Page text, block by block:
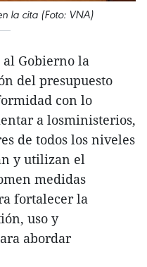
la cita (Foto: VNA)
Gobierno la
del presupuesto
con lo
a losministerios,
de todos los niveles
y utilizan el
medidas
fortalecer la
uso y
abordar